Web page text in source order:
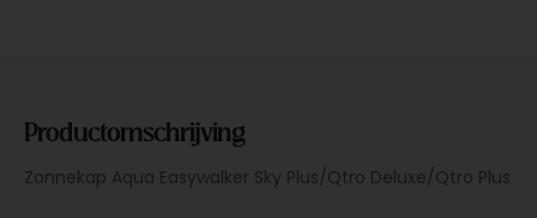
Productomschrijving
Zonnekap Aqua Easywalker Sky Plus/Qtro Deluxe/Qtro Plus